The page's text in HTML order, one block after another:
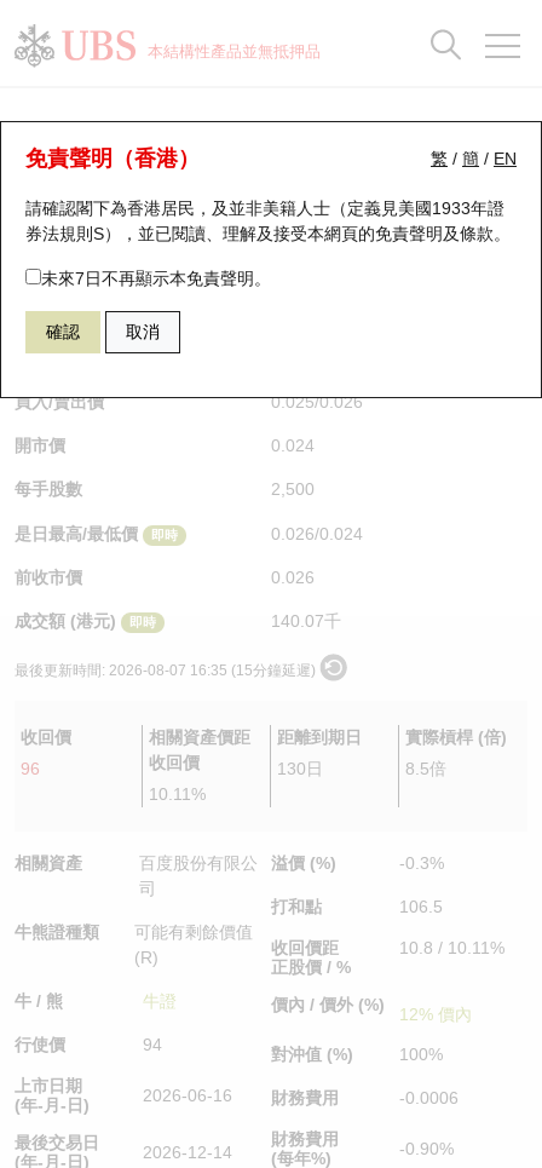
本結構性產品並無抵押品
繁 / 簡 / EN
免責聲明（香港）
請確認閣下為香港居民，及並非美籍人士（定義見美國1933年證
券法規則S），並已閱讀、理解及接受本網頁的免責聲明及條款。
未來7日不再顯示本免責聲明。
確認 取消
牛熊證分析儀
表現 街貨統計 比較
58010 瑞銀牛證 9888 百度股份有限公司
$0.025 0.001
買入/賣出價 0.025/0.026
開市價 0.024
每手股數 2,500
是日最高/最低價 即時 0.026/0.024
前收市價 0.026
成交額 (港元) 即時 140.07千
最後更新時間: 2026-08-07 16:35 (15分鐘延遲)
收回價
96
相關資產價距
收回價
10.11%
距離到期日
130日
實際槓桿 (倍)
8.5倍
相關資產
百度股份有限公
司
牛熊證種類
可能有剩餘價值
(R)
牛 / 熊 牛證
行使價 94
上市日期
(年-月-日)
2026-06-16
最後交易日
(年-月-日)
2026-12-14
溢價 (%) -0.3%
打和點 106.5
收回價距
正股價 / %
10.8 / 10.11%
價內 / 價外 (%) 12% 價內
對沖值 (%) 100%
財務費用 -0.0006
財務費用
(每年%)
-0.90%
瑞銀認股證一覽
新發行瑞銀認股證
即將到期認股證
認股證到期結算價查詢
認股證分析儀
認股證速算機
認股證/牛熊證日誌
認股證文件及公告
街貨統計
比較
牛熊全景快搜
牛熊證搜尋
牛熊證街貨分佈圖
正股牛熊證列表
新發行瑞銀牛熊證
已收回牛熊證剩餘價值
牛熊證到期結算價查詢
牛熊證分析儀
牛熊證文件及公告
街貨統計
比較
十大升幅/跌幅
十大認股證成交分佈
十天股證佔大市成交
資金流
街貨統計
三十大平均引伸波幅
正股分析儀
二十大活躍股份
恒指成份股
國指成份股
科指成份股
相關資產沽空
中資ETFs溢價比較
AH 股價對照
持股比重
顯示所有持股比重
每月輪證大市專題
輪證專欄
講座及教育短片
認股證投資者教育
牛熊證投資者教育
認股證牛熊證常問問題